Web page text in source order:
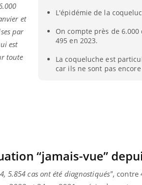
L'épidémie de la
On compte près de
495 en 2023.
La coqueluche est
car ils ne sont pas
et
par
est
toute
“jamais-vue”
5.854 cas ont été diagnostiqués", contre
Comment gérer le
sommeil des enfants en
vacances ?
traitement autorisé aux
États-Unis ?